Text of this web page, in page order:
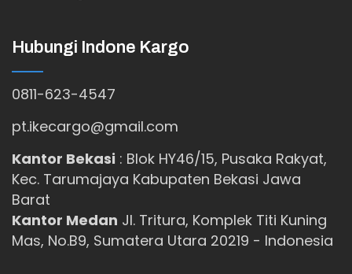
Hubungi Indone Kargo
0811-623-4547
pt.ikecargo@gmail.com
Kantor Bekasi : Blok HY46/15, Pusaka Rakyat,
Kec. Tarumajaya Kabupaten Bekasi Jawa
Barat
Kantor Medan Jl. Tritura, Komplek Titi Kuning
Mas, No.B9, Sumatera Utara 20219 - Indonesia